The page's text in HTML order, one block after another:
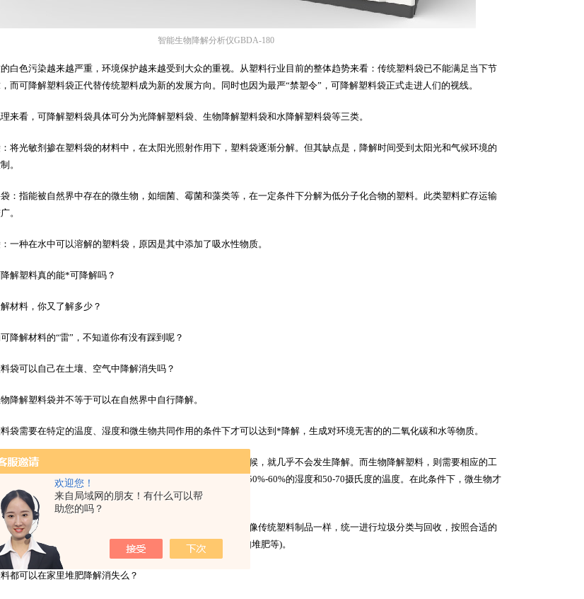
欢迎您！
来自局域网的朋友！有什么可以帮
助您的吗？
智能生物降解分析仪GBDA-180
色污染越来越严重，环境保护越来越受到大众的重视。从塑料行业目前的整体趋势来看：传统塑料袋已不能满足当下节
而可降解塑料袋正代替传统塑料成为新的发展方向。同时也因为最严“禁塑令”，可降解塑料袋正式走进人们的视线。
看，可降解塑料袋具体可分为光降解塑料袋、生物降解塑料袋和水降解塑料袋等三类。
光敏剂掺在塑料袋的材料中，在太阳光照射作用下，塑料袋逐渐分解。但其缺点是，降解时间受到太阳光和气候环境的
。
指能被自然界中存在的微生物，如细菌、霉菌和藻类等，在一定条件下分解为低分子化合物的塑料。此类塑料贮存运输
。
种在水中可以溶解的塑料袋，原因是其中添加了吸水性物质。
塑料真的能*可降解吗？
料，你又了解多少？
解材料的“雷”，不知道你有没有踩到呢？
可以自己在土壤、空气中降解消失吗？
解塑料袋并不等于可以在自然界中自行降解。
需要在特定的温度、湿度和微生物共同作用的条件下才可以达到*降解，生成对环境无害的的二氧化碳和水等物质。
降解严重依赖光源的参与，当埋在土壤里面，没有光的时候，就几乎不会发生降解。而生物降解塑料，则需要相应的工
解，以PLA为例，其生物降解需要满足最基本的两个条件：50%-60%的湿度和50-70摄氏度的温度。在此条件下，微生物才
更长的时间逐步将PLA分解。
塑料，也并不意味着消费者可以随意丢弃，这类制品应该像传统塑料制品一样，统一进行垃圾分类与回收，按照合适的
再利用(包括物理回收再利用、化学回收再利用和生物回收如堆肥等)。
可以在家里堆肥降解消失么？